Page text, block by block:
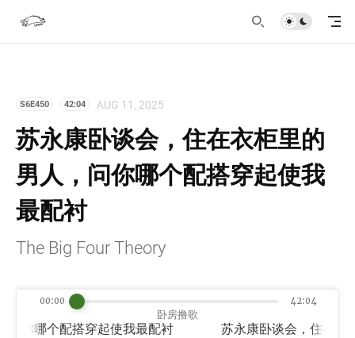
S6E450 42:04 AUG 11, 2025
苏永康卧谈会，住在衣柜里的
男人，问你哪个配搭穿起使我
最配衬
The Big Four Theory
卧房撸歌
哪个配搭穿起使我最配衬
00:00 42:04